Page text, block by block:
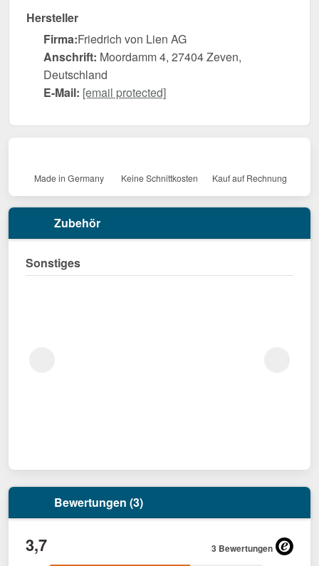
Hersteller
Firma:Friedrich von Lien AG
Anschrift: Moordamm 4, 27404 Zeven,
Deutschland
E-Mail: [email protected]
Made in Germany Keine Schnittkosten Kauf auf Rechnung
Zubehör
Sonstiges
Bewertungen (3)
3,7 3 Bewertungen